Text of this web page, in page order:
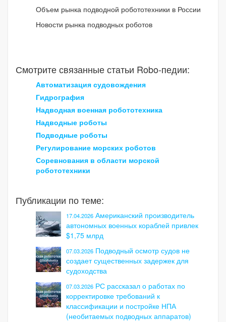
Объем рынка подводной робототехники в России
Новости рынка подводных роботов
Смотрите связанные статьи Robo-педии:
Автоматизация судовождения
Гидрография
Надводная военная робототехника
Надводные роботы
Подводные роботы
Регулирование морских роботов
Соревнования в области морской
робототехники
Публикации по теме:
17.04.2026 Американский производитель
автономных военных кораблей привлек
$1,75 млрд
07.03.2026 Подводный осмотр судов не
создает существенных задержек для
судоходства
07.03.2026 РС рассказал о работах по
корректировке требований к
классификации и постройке НПА
(необитаемых подводных аппаратов)